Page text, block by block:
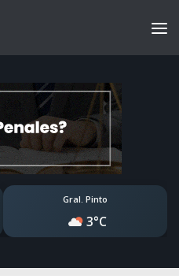
Gral. Pinto
3°C